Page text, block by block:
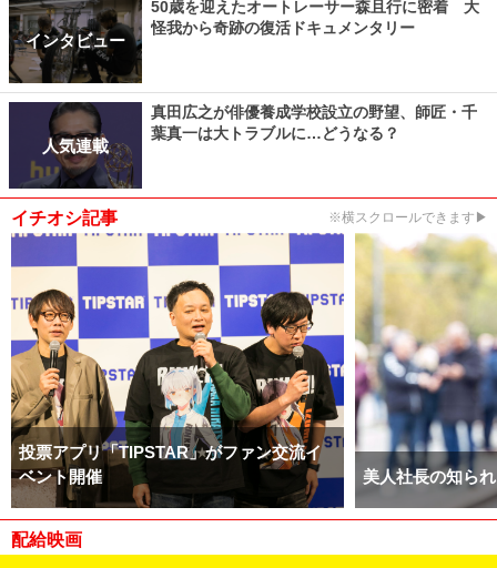
インタビュー
50歳を迎えたオートレーサー森且行に密着 大
怪我から奇跡の復活ドキュメンタリー
人気連載
真田広之が俳優養成学校設立の野望、師匠・千
葉真一は大トラブルに…どうなる？
イチオシ記事 ※横スクロールできます▶
投票アプリ「TIPSTAR」がファン交流イ
ベント開催
美人社長の知ら
配給映画